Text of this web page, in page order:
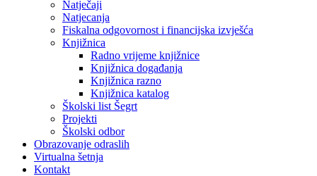
Natječaji
Natjecanja
Fiskalna odgovornost i financijska izvješća
Knjižnica
Radno vrijeme knjižnice
Knjižnica događanja
Knjižnica razno
Knjižnica katalog
Školski list Šegrt
Projekti
Školski odbor
Obrazovanje odraslih
Virtualna šetnja
Kontakt